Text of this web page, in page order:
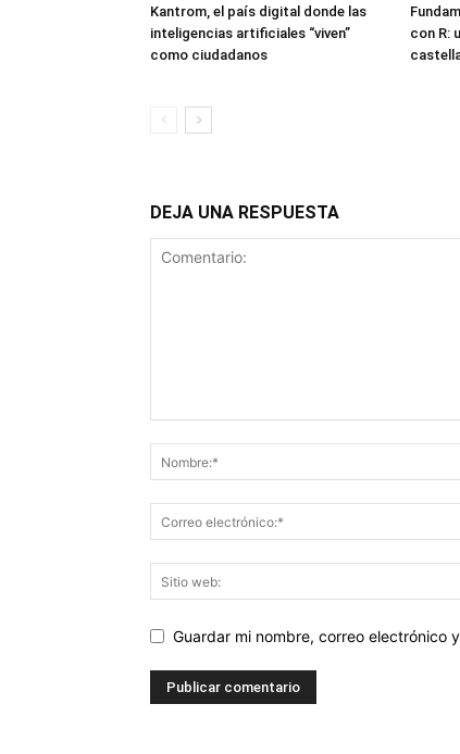
Kantrom, el país digital donde las
inteligencias artificiales “viven”
como ciudadanos
con R:
DEJA UNA RESPUESTA
Guardar mi nombre, correo electrónico